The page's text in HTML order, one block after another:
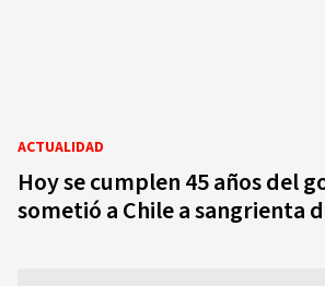
ACTUALIDAD
Hoy se cumplen 45 años del
sometió a Chile a sangrienta